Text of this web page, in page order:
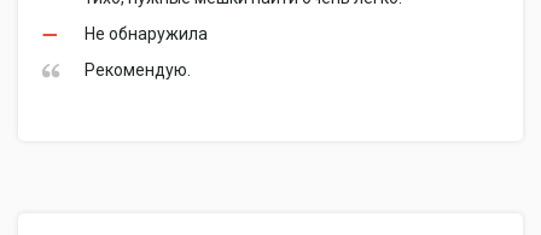
Не обнаружила
Рекомендую.